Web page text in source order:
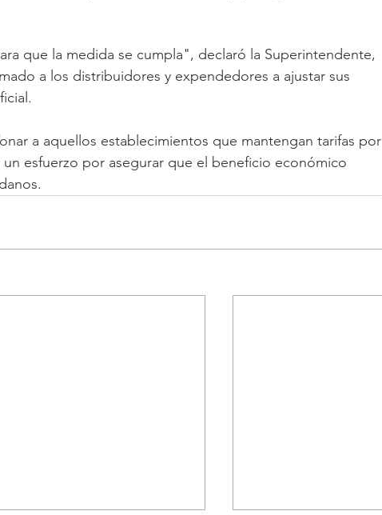
que la medida se cumpla", declaró la Superintendente,
a los distribuidores y expendedores a ajustar sus
a aquellos establecimientos que mantengan tarifas por
esfuerzo por asegurar que el beneficio económico